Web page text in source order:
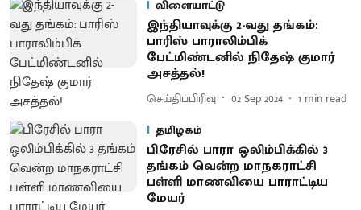
விளையாட்டு
இந்தியாவுக்கு 2-வது தங்கம்:
பாரிஸ் பாராலிம்பிக்
பேட்மிண்டனில் நிதேஷ் குமார்
அசத்தல்!
செய்திப்பிரிவு 02 Sep 2024 1 min read
தமிழகம்
பிரேசில் பாரா ஒலிம்பிக்கில் 3
தங்கம் வென்ற மாநகராட்சி
பள்ளி மாணவியை பாராட்டிய
மேயர்